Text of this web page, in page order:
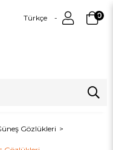
Türkçe 0
Gözlükleri